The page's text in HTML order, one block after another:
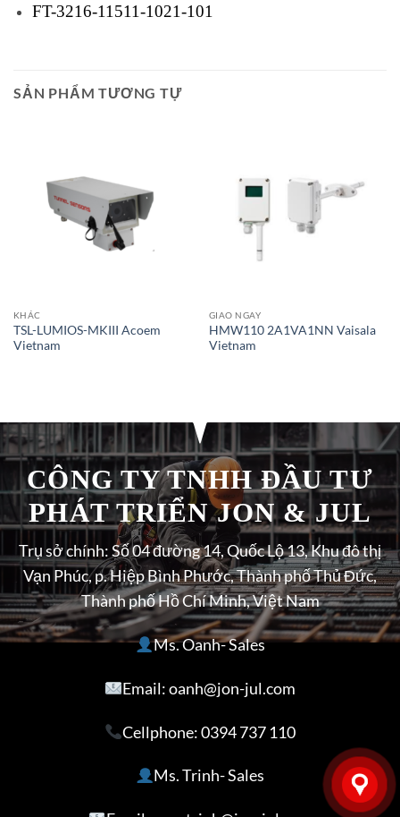
FT-3216-11511-1021-101
SẢN PHẨM TƯƠNG TỰ
KHÁC
TSL-LUMIOS-MKIII Acoem
Vietnam
GIAO NGAY
HMW110 2A1VA1NN Vaisala
Vietnam
CÔNG TY TNHH ĐẦU TƯ
PHÁT TRIỂN JON & JUL
Trụ sở chính: Số 04 đường 14, Quốc Lộ 13, Khu đô thị
Vạn Phúc, p. Hiệp Bình Phước, Thành phố Thủ Đức,
Thành phố Hồ Chí Minh, Việt Nam
Ms. Oanh- Sales
Email: oanh@jon-jul.com
Cellphone:0394 737 110
Ms. Trinh- Sales